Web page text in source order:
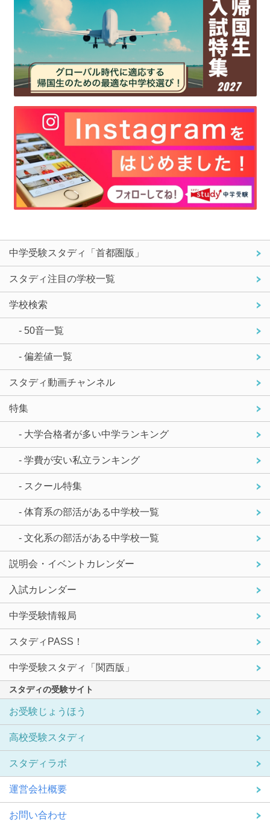
中学受験スタディ「首都圏版」
スタディ注目の学校一覧
学校検索
- 50音一覧
- 偏差値一覧
スタディ動画チャンネル
特集
- 大学合格者が多い中学ランキング
- 学費が安い私立ランキング
- スクール特集
- 体育系の部活がある中学校一覧
- 文化系の部活がある中学校一覧
説明会・イベントカレンダー
入試カレンダー
中学受験情報局
スタディPASS！
中学受験スタディ「関西版」
スタディの受験サイト
お受験じょうほう
高校受験スタディ
スタディラボ
運営会社概要
お問い合わせ